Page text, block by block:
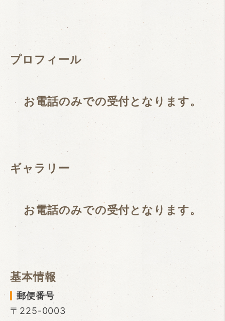
ハウス・クリーニング・プ
ラスワン
プロフィール
お電話のみでの受付となります。
ギャラリー
お電話のみでの受付となります。
基本情報
郵便番号
〒225-0003